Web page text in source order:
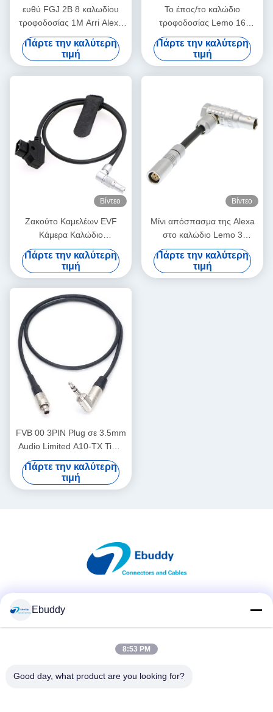
ευθύ FGJ 2B 8 καλωδίου
τροφοδοσίας 1M Arri Alexa
μίνι καλώδιο δ-βρυσών
καρφιτσών Lemo
Πάρτε την καλύτερη
τιμή
Το έπος/το καλώδιο
τροφοδοσίας Lemo 16
καμερών δράκων LCD EVF
καρφίτσα σε 16 καρφώνει
κατ' ευθείαν στο σωστό τύπο
επαφών
Πάρτε την καλύτερη
τιμή
Βίντεο
Ζακούτο Καμελέων EVF
Κάμερα Καλώδιο
τροφοδοσίας
περιστρεφόμενο Lemo
Δικαίος γωνία 4 Πιν αρσενικό
προς αντίστροφο D-Tap
Πάρτε την καλύτερη
τιμή
Βίντεο
Μίνι απόσπασμα της Alexa
στο καλώδιο Lemo 3
προσαρμοστών δύναμης RS
θηλυκό καρφιτσών στο
αρσενικό 7 καρφιτσών
Πάρτε την καλύτερη
τιμή
FVB 00 3PIN Plug σε 3.5mm
Audio Limited A10-TX Time
Code Cable
Πάρτε την καλύτερη
τιμή
Ebuddy
8:53 PM
Good day, what product are you looking for?